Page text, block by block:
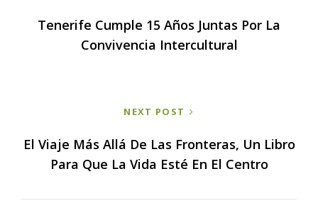
entradas
Tenerife Cumple 15 Años Juntas Por La
Convivencia Intercultural
NEXT POST
El Viaje Más Allá De Las Fronteras, Un Libro
Para Que La Vida Esté En El Centro